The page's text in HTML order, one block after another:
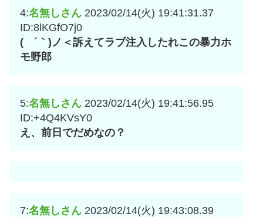
4:名無しさん 2023/02/14(火) 19:41:31.37
ID:8lKGfO7j0
( ´｀)ノ＜訴えてラブ注入したれこの暴力ホ
モ野郎
5:名無しさん 2023/02/14(火) 19:41:56.95
ID:+4Q4KVsY0
え、前日でだめなの？
7:名無しさん 2023/02/14(火) 19:43:08.39